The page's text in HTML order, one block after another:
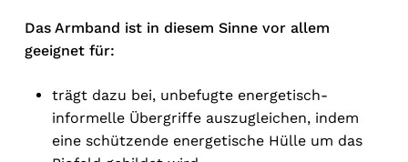
Das Armband ist in diesem Sinne vor allem
geeignet für:
trägt dazu bei, unbefugte energetisch-
informelle Übergriffe auszugleichen, indem
eine schützende energetische Hülle um das